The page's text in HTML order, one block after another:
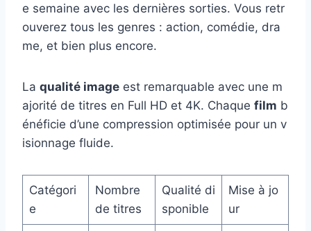
e semaine avec les dernières sorties. Vous retr
ouverez tous les genres : action, comédie, dra
me, et bien plus encore.
La qualité image est remarquable avec une m
ajorité de titres en Full HD et 4K. Chaque film b
énéficie d’une compression optimisée pour un v
isionnage fluide.
Catégori
e
Nombre
de titres
Qualité di
sponible
Mise à jo
ur